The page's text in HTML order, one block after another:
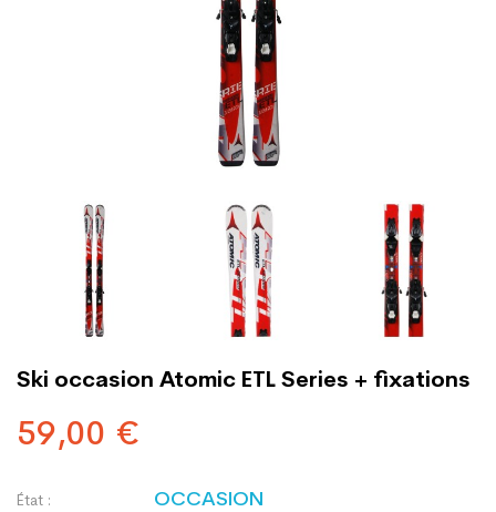
Ski occasion Atomic ETL Series + fixations
59,00 €
État : OCCASION